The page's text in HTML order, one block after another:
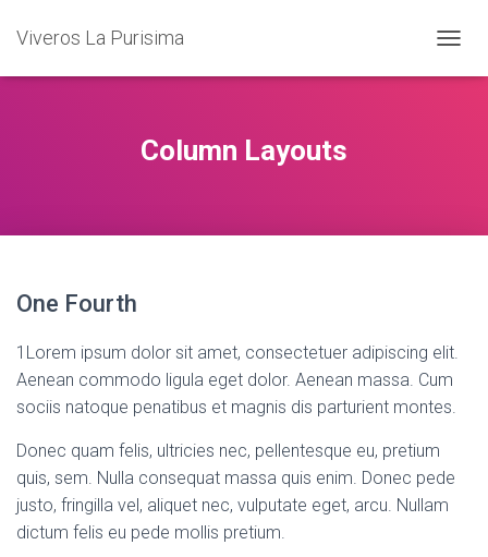
Viveros La Purisima
O
O
Column Layouts
One Fourth
1 Lorem ipsum dolor sit amet, consectetuer adipiscing elit.
Aenean commodo ligula eget dolor. Aenean massa. Cum
sociis natoque penatibus et magnis dis parturient montes.
Donec quam felis, ultricies nec, pellentesque eu, pretium
quis, sem. Nulla consequat massa quis enim. Donec pede
justo, fringilla vel, aliquet nec, vulputate eget, arcu. Nullam
dictum felis eu pede mollis pretium.